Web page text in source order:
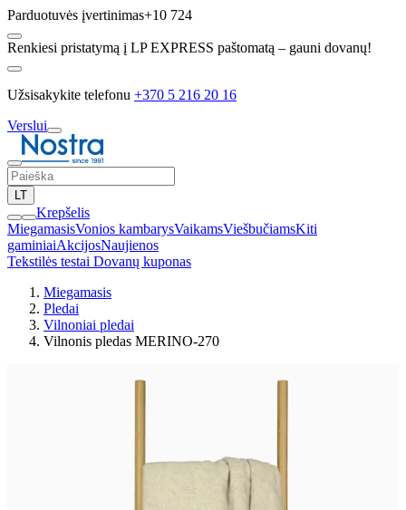
Parduotuvės įvertinimas+10 724
Renkiesi pristatymą į LP EXPRESS paštomatą – gauni dovanų!
Užsisakykite telefonu +370 5 216 20 16
Verslui
LT
Krepšelis
MiegamasisVonios kambarysVaikamsViešbučiamsKiti
gaminiaiAkcijosNaujienos
Tekstilės testai Dovanų kuponas
Miegamasis
Pledai
Vilnoniai pledai
Vilnonis pledas MERINO-270